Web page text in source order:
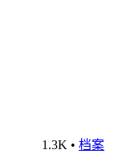
1.3K • 档案